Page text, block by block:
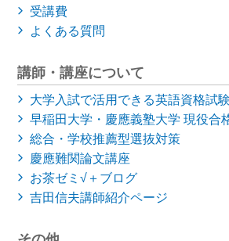
受講費
よくある質問
講師・講座について
大学入試で活用できる英語資格試験
早稲田大学・慶應義塾大学現役合
総合・学校推薦型選抜対策
慶應難関論文講座
お茶ゼミ√＋ブログ
吉田信夫講師紹介ページ